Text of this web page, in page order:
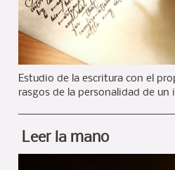
Estudio de la escritura con el
rasgos de la personalidad de un
Leer la mano